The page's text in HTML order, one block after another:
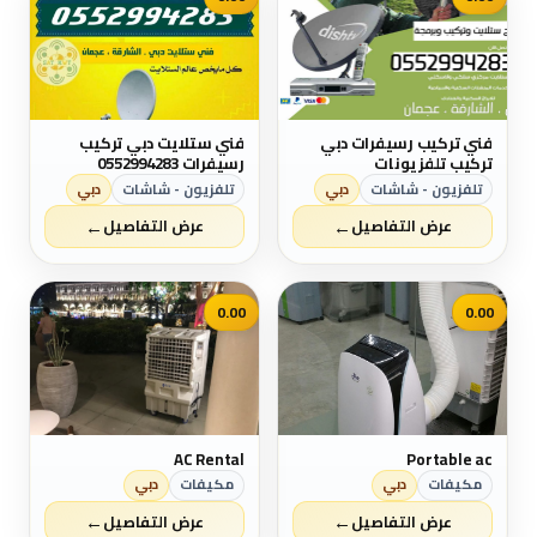
فني تركيب رسيفرات دبي
تركيب تلفزيونات
0552994283
تلفزيون - شاشات دبي
عرض التفاصيل←
فني ستلايت دبي تركيب
رسيفرات 0552994283
تلفزيون - شاشات دبي
عرض التفاصيل←
0.00
Portable ac
مكيفات دبي
عرض التفاصيل←
0.00
AC Rental
مكيفات دبي
عرض التفاصيل←